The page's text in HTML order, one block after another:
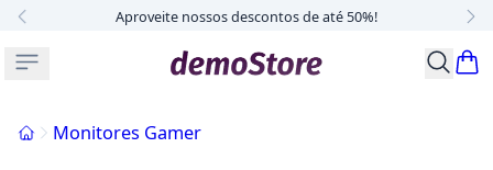
Aproveite nossos descontos de até 50%!
Buscar
InícioMonitores Gamer